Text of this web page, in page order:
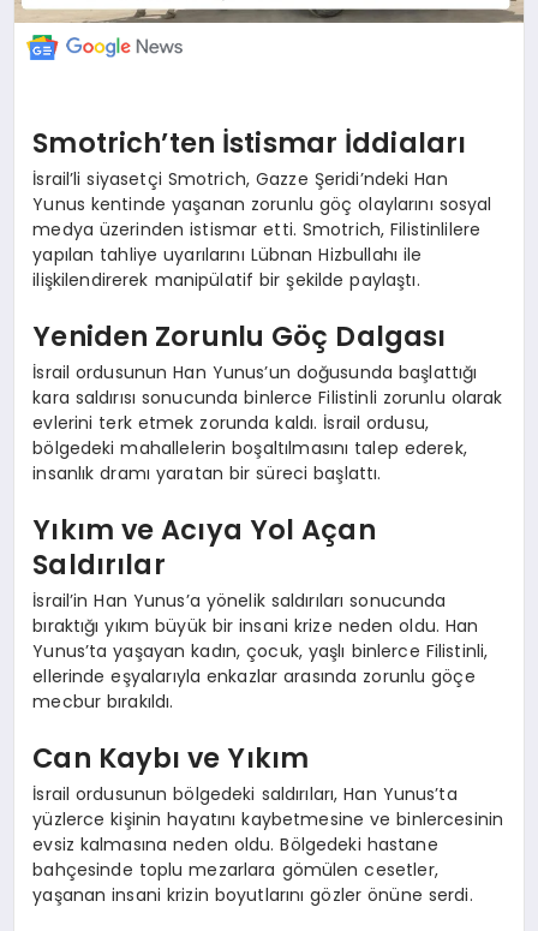
Smotrich’ten İstismar İddiaları
İsrail’li siyasetçi Smotrich, Gazze Şeridi’ndeki Han
Yunus kentinde yaşanan zorunlu göç olaylarını sosyal
medya üzerinden istismar etti. Smotrich, Filistinlilere
yapılan tahliye uyarılarını Lübnan Hizbullahı ile
ilişkilendirerek manipülatif bir şekilde paylaştı.
Yeniden Zorunlu Göç Dalgası
İsrail ordusunun Han Yunus’un doğusunda başlattığı
kara saldırısı sonucunda binlerce Filistinli zorunlu olarak
evlerini terk etmek zorunda kaldı. İsrail ordusu,
bölgedeki mahallelerin boşaltılmasını talep ederek,
insanlık dramı yaratan bir süreci başlattı.
Yıkım ve Acıya Yol Açan
Saldırılar
İsrail’in Han Yunus’a yönelik saldırıları sonucunda
bıraktığı yıkım büyük bir insani krize neden oldu. Han
Yunus’ta yaşayan kadın, çocuk, yaşlı binlerce Filistinli,
ellerinde eşyalarıyla enkazlar arasında zorunlu göçe
mecbur bırakıldı.
Can Kaybı ve Yıkım
İsrail ordusunun bölgedeki saldırıları, Han Yunus’ta
yüzlerce kişinin hayatını kaybetmesine ve binlercesinin
evsiz kalmasına neden oldu. Bölgedeki hastane
bahçesinde toplu mezarlara gömülen cesetler,
yaşanan insani krizin boyutlarını gözler önüne serdi.